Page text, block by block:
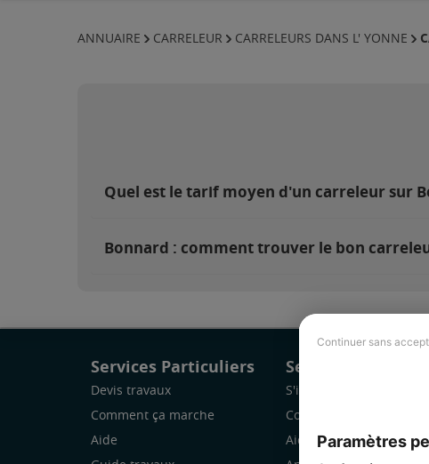
Continuer sans
Paramètres
ANNUAIRE CARRELEUR CARRELEURS DANS L' YONNE
Quel est le tarif moyen d'un carreleur sur
Bonnard : comment trouver le bon
Services Particuliers
Devis travaux
Comment ça marche
Aide
Services Pro
S'inscrire
Comment ça marche
Aide